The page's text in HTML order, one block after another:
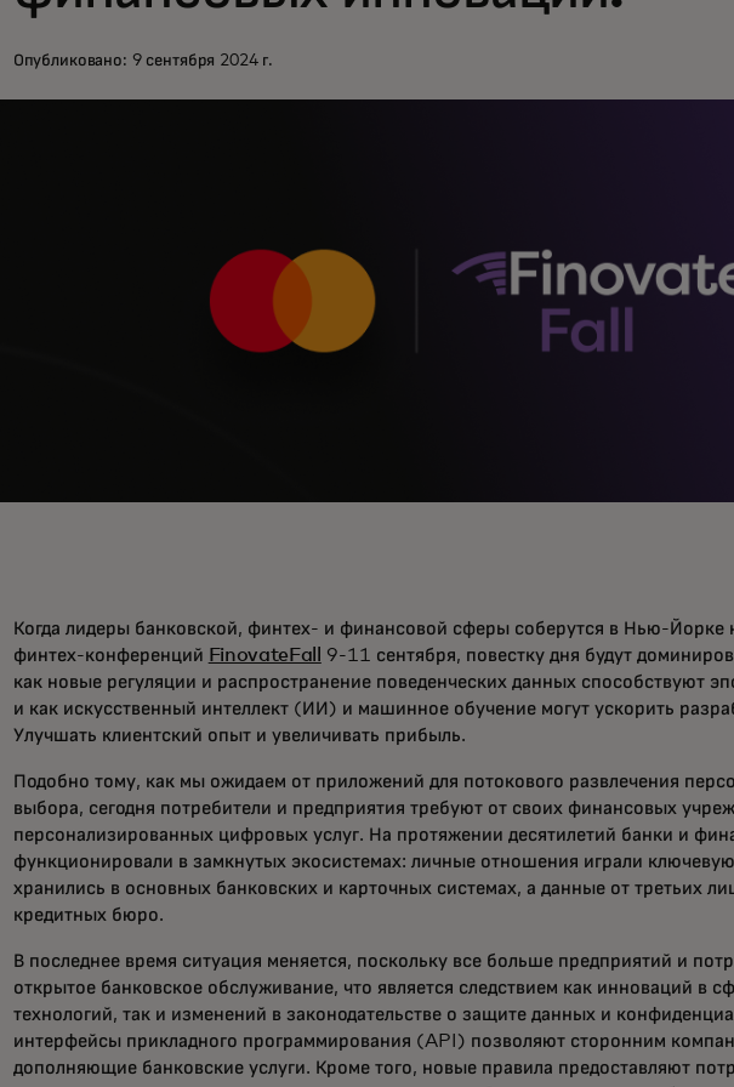
Опубликовано: 9 сентября 2024 г.
Когда лидеры банковской, финтех- и финансовой сферы соберутся в Нью-Йорке
финтех-конференций FinovateFall
9-11 сентября, повестку дня будут
как новые регуляции и распространение поведенческих данных способствуют
и как искусственный интеллект (ИИ) и машинное обучение могут ускорить
Улучшать клиентский опыт и увеличивать прибыль.
Подобно тому, как мы ожидаем от приложений для потокового развлечения
выбора, сегодня потребители и предприятия требуют от своих финансовых
персонализированных цифровых услуг. На протяжении десятилетий банки и
функционировали в замкнутых экосистемах: личные отношения играли
хранились в основных банковских и карточных системах, а данные от третьих
кредитных бюро.
В последнее время ситуация меняется, поскольку все больше предприятий и
открытое банковское обслуживание, что является следствием как инноваций в
технологий, так и изменений в законодательстве о защите данных и
интерфейсы прикладного программирования (API) позволяют сторонним
дополняющие банковские услуги. Кроме того, новые правила предоставляют